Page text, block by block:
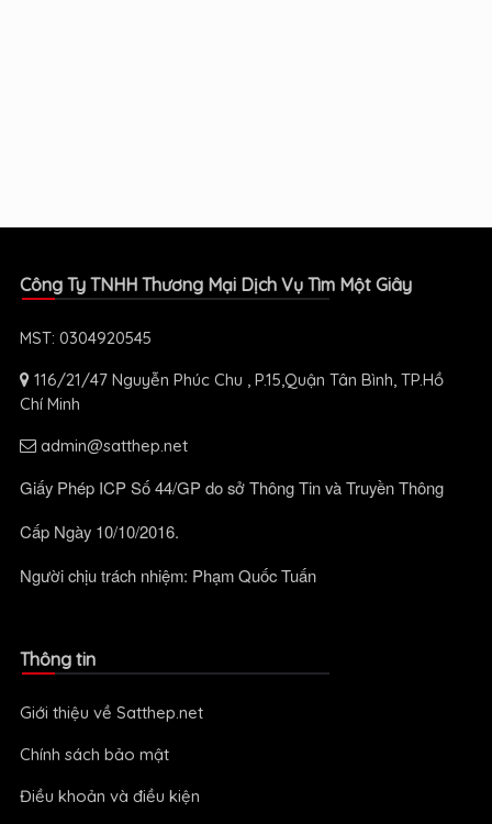
Công Ty TNHH Thương Mại Dịch Vụ Tìm Một Giây
MST: 0304920545
116/21/47 Nguyễn Phúc Chu , P.15,Quận Tân Bình, TP.Hồ
Chí Minh
admin@satthep.net
Giấy Phép ICP Số 44/GP do sở Thông Tin và Truyền Thông
Cấp Ngày 10/10/2016.
Người chịu trách nhiệm: Phạm Quốc Tuấn
Thông tin
Giới thiệu về Satthep.net
Chính sách bảo mật
Điều khoản và điều kiện